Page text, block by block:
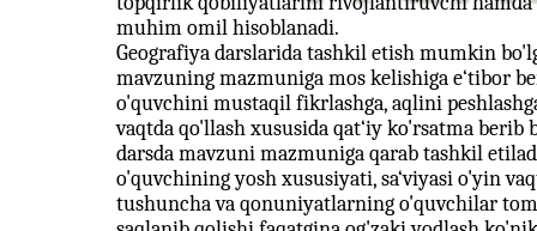
muhim omil hisoblanadi.
Geografiya darslarida tashkil etish mumkin
mavzuning mazmuniga mos kelishiga e‘tibor
o'quvchini mustaqil fikrlashga, aqlini
vaqtda qo'llash xususida qat‘iy ko'rsatma
darsda mavzuni mazmuniga qarab tashkil
o'quvchining yosh xususiyati, sa‘viyasi o'yin
tushuncha va qonuniyatlarning o'quvchilar